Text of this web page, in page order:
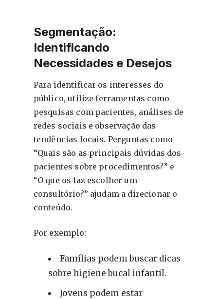
Segmentação:
Identificando
Necessidades e Desejos
Para identificar os interesses do
público, utilize ferramentas como
pesquisas com pacientes, análises de
redes sociais e observação das
tendências locais. Perguntas como
“Quais são as principais dúvidas dos
pacientes sobre procedimentos?” e
“O que os faz escolher um
consultório?” ajudam a direcionar o
conteúdo.
Por exemplo:
Famílias podem buscar dicas
sobre higiene bucal infantil.
Jovens podem estar